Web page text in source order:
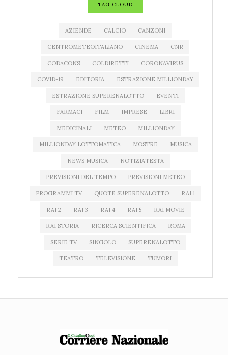
TAG CLOUD
AZIENDE CALCIO CANZONI
CENTROMETEOITALIANO CINEMA CNR
CODACONS COLDIRETTI CORONAVIRUS
COVID-19 EDITORIA ESTRAZIONE MILLIONDAY
ESTRAZIONE SUPERENALOTTO EVENTI
FARMACI FILM IMPRESE LIBRI
MEDICINALI METEO MILLIONDAY
MILLIONDAY LOTTOMATICA MOSTRE MUSICA
NEWS MUSICA NOTIZIATESTA
PREVISIONI DEL TEMPO PREVISIONI METEO
PROGRAMMI TV QUOTE SUPERENALOTTO RAI 1
RAI 2 RAI 3 RAI 4 RAI 5 RAI MOVIE
RAI STORIA RICERCA SCIENTIFICA ROMA
SERIE TV SINGOLO SUPERENALOTTO
TEATRO TELEVISIONE TUMORI